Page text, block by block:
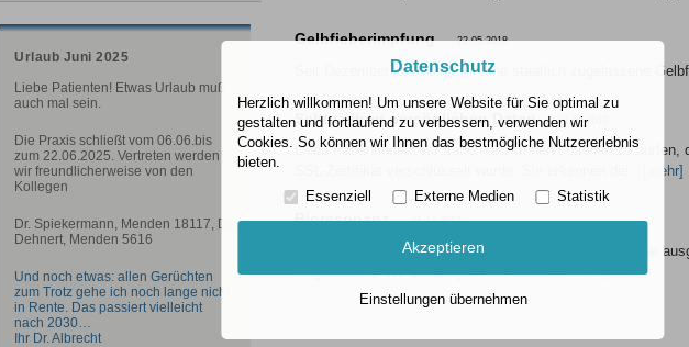
Urlaub Juni 2025
Liebe Patienten! Etwas Urlaub muß
auch mal sein.
Die Praxis schließt vom 06.06.bis
zum 22.06.2025. Vertreten werden
wir freundlicherweise von den
Kollegen
Dr. Spiekermann, Menden 18117, Dr.
Dehnert, Menden 5616
Und noch etwas: allen Gerüchten
zum Trotz gehe ich noch lange nicht
in Rente. Das passiert vielleicht
nach 2030…
Ihr Dr. Albrecht
Gelbfieberimpfung 22.05.2018
Seit Dezember 2016 sind wir eine staatlich zugelassene
Schutz Ihrer persönlichen Daten 01.08.2017
Liebe Patientinnen, wir freuen uns, Ihnen mitteilen zu
[mehr]
Bioresonanz 21.12.2012
Seit kurzem sind wir mit dem neuesten Bioresonanzgerät
eingearbeitet. Wir stehen jetzt mit dieser…[mehr]
Datenschutz
Herzlich willkommen! Um unsere Website für Sie optimal zu
gestalten und fortlaufend zu verbessern, verwenden wir
Cookies. So können wir Ihnen das bestmögliche Nutzererlebnis
bieten.
Essenziell Externe Medien Statistik
Akzeptieren
Einstellungen übernehmen